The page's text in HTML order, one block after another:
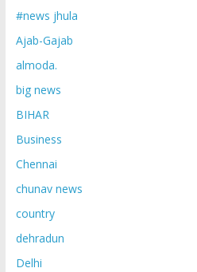
#news jhula
Ajab-Gajab
almoda.
big news
BIHAR
Business
Chennai
chunav news
country
dehradun
Delhi